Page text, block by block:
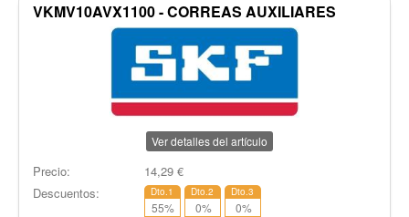
VKMV10AVX1100 - CORREAS AUXILIARES
Ver detalles del artículo
Precio: 14,29€
Descuentos:
Dto.1
55%
Dto.2
0%
Dto.3
0%